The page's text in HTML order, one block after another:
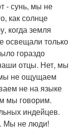
- сунь, мы не
как солнце
когда земля
освещали только
гораздо
отцы. Нет, мы
не ощущаем
не на языке
мы говорим.
индейцев.
Мы не люди!